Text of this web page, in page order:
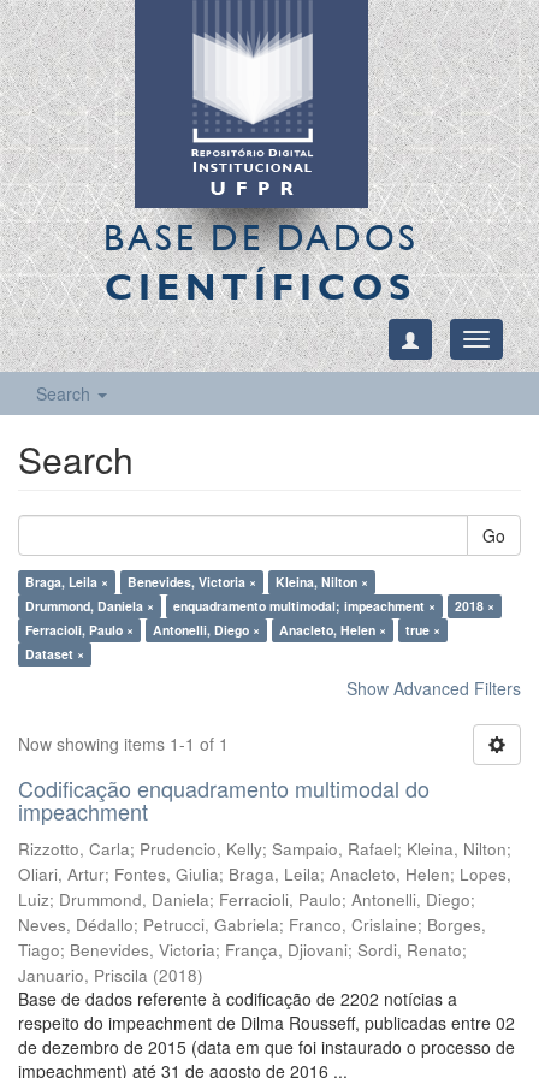
BASE DE DADOS
CIENTÍFICOS
Toggle
Search
Search
Go
Braga, Leila × Benevides, Victoria ×
Kleina, Nilton ×
Drummond, Daniela ×
enquadramento multimodal; impeachment ×
2018 ×
Ferracioli, Paulo ×
Antonelli, Diego × Anacleto, Helen ×
true ×
Dataset ×
Show Advanced Filters
Now showing items 1-1 of 1
Codificação enquadramento multimodal do
impeachment
Rizzotto, Carla; Prudencio, Kelly; Sampaio, Rafael; Kleina, Nilton;
Oliari, Artur; Fontes, Giulia; Braga, Leila; Anacleto, Helen; Lopes,
Luiz; Drummond, Daniela; Ferracioli, Paulo; Antonelli, Diego;
Neves, Dédallo; Petrucci, Gabriela; Franco, Crislaine; Borges,
Tiago; Benevides, Victoria; França, Djiovani; Sordi, Renato;
Januario, Priscila (2018)
Base de dados referente à codificação de 2202 notícias a
respeito do impeachment de Dilma Rousseff, publicadas entre 02
de dezembro de 2015 (data em que foi instaurado o processo de
impeachment) até 31 de agosto de 2016 ...